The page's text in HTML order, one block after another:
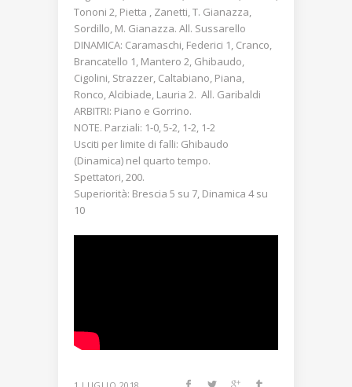
Tononi 2, Pietta , Zanetti, T. Gianazza,
Sordillo, M. Gianazza. All. Sussarello
DINAMICA: Caramaschi, Federici 1, Cranco,
Brancatello 1, Mantero 2, Ghibaudo,
Cigolini, Strazzer, Caltabiano, Piana,
Ronco, Alcibiade, Lauria 2. All. Garibaldi
ARBITRI: Piano e Gorrino.
NOTE. Parziali: 1-0, 5-2, 1-2, 1-2
Usciti per limite di falli: Ghibaudo
(Dinamica) nel quarto tempo.
Spettatori, 200.
Superiorità: Brescia 5 su 7, Dinamica 4 su
10